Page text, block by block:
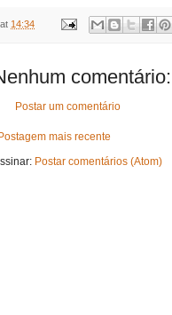
at 14:34
comentário:
Postar um comentário
Postagem mais recente
Postar comentários (Atom)